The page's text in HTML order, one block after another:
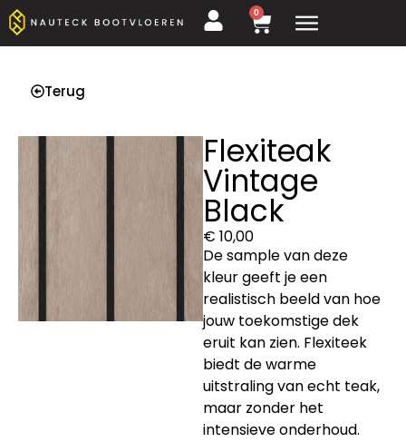
0
Terug
Flexiteak
Vintage
Black
€ 10,00
De sample van deze
kleur geeft je een
realistisch beeld van hoe
jouw toekomstige dek
eruit kan zien. Flexiteek
biedt de warme
uitstraling van echt teak,
maar zonder het
intensieve onderhoud.